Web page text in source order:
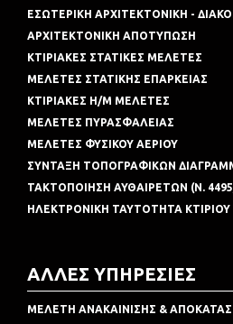
ΕΣΩΤΕΡΙΚΗ ΑΡΧΙΤΕΚΤΟΝΙΚΗ -
ΑΡΧΙΤΕΚΤΟΝΙΚΗ ΑΠΟΤΥΠΩΣΗ
ΚΤΙΡΙΑΚΕΣ ΣΤΑΤΙΚΕΣ ΜΕΛΕΤΕΣ
ΜΕΛΕΤΕΣ ΣΤΑΤΙΚΗΣ ΕΠΑΡΚΕΙΑΣ
ΚΤΙΡΙΑΚΕΣ Η/Μ ΜΕΛΕΤΕΣ
ΜΕΛΕΤΕΣ ΠΥΡΑΣΦΑΛΕΙΑΣ
ΜΕΛΕΤΕΣ ΦΥΣΙΚΟΥ ΑΕΡΙΟΥ
ΣΥΝΤΑΞΗ ΤΟΠΟΓΡΑΦΙΚΩΝ
ΤΑΚΤΟΠΟΙΗΣΗ ΑΥΘΑΙΡΕΤΩΝ (Ν.
ΗΛΕΚΤΡΟΝΙΚΗ ΤΑΥΤΟΤΗΤΑ ΚΤΙΡΙΟΥ
ΑΛΛΕΣ ΥΠΗΡΕΣΙΕΣ
ΜΕΛΕΤΗ ΑΝΑΚΑΙΝΙΣΗΣ &